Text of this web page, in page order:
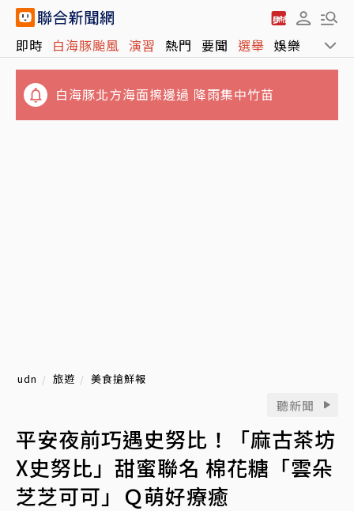
即時 白海豚颱風 演習 熱門 要聞 選舉 娛樂 運動
白海豚北方海面擦邊過 降雨集中竹苗
udn 旅遊 美食搶鮮報
聽新聞
平安夜前巧遇史努比！「麻古茶坊
X史努比」甜蜜聯名 棉花糖「雲朵
芝芝可可」Ｑ萌好療癒